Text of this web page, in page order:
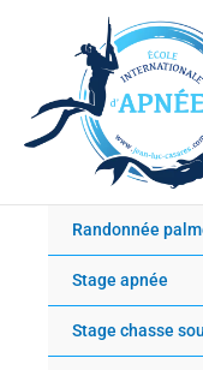
Randonnée
Stage apnée
Stage chasse